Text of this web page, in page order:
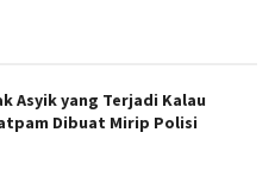
Asyik yang Terjadi Kalau
Dibuat Mirip Polisi